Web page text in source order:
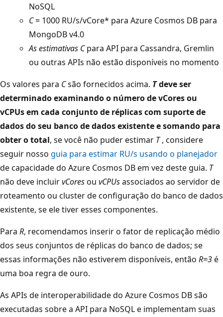
NoSQL
C= 1000 RU/s/vCore* para Azure Cosmos DB para
MongoDB v4.0
As estimativas Cpara API para Cassandra, Gremlin
ou outras APIs não estão disponíveis no momento
Os valores para Csão fornecidos acima. Tdeve ser
determinado examinando o número de vCores ou
vCPUs em cada conjunto de réplicas com suporte de
dados do seu banco de dados existente e somando para
obter o total, se você não puder estimar T, considere
seguir nosso guia para estimar RU/s usando o planejador
de capacidade do Azure Cosmos DB em vez deste guia. T
não deve incluirvCoresou vCPUsassociados ao servidor de
roteamento ou cluster de configuração do banco de dados
existente, se ele tiver esses componentes.
Para R, recomendamos inserir o fator de replicação médio
dos seus conjuntos de réplicas do banco de dados; se
essas informações não estiverem disponíveis, então R=3é
uma boa regra de ouro.
As APIs de interoperabilidade do Azure Cosmos DB são
executadas sobre a API para NoSQL e implementam suas